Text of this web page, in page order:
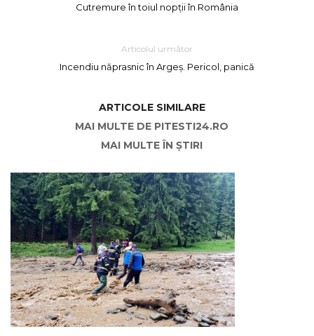
Cutremure în toiul nopții în România
Articolul următor
Incendiu năprasnic în Argeș. Pericol, panică
ARTICOLE SIMILARE
MAI MULTE DE PITESTI24.RO
MAI MULTE ÎN ȘTIRI